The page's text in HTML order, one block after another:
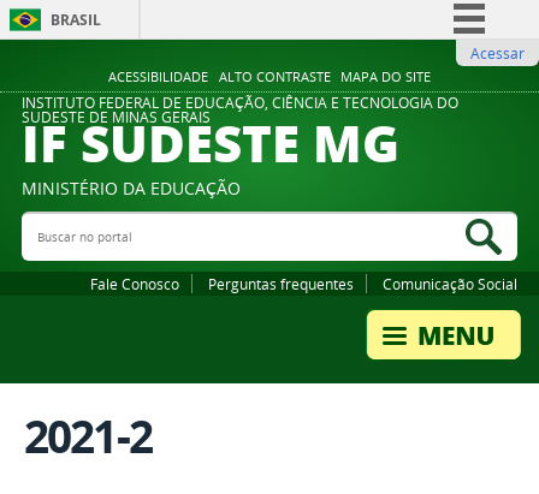
ACESSIBILIDADE ALTO CONTRASTE MAPA DO SITE
BRASIL
Comunica BR
Participe
Legislação
Acessar
INSTITUTO FEDERAL DE EDUCAÇÃO, CIÊNCIA E TECNOLOGIA DO
SUDESTE DE MINAS GERAIS
IF SUDESTE MG
MINISTÉRIO DA EDUCAÇÃO
Buscar no portal
Fale Conosco Perguntas frequentes Comunicação Social
2021-2